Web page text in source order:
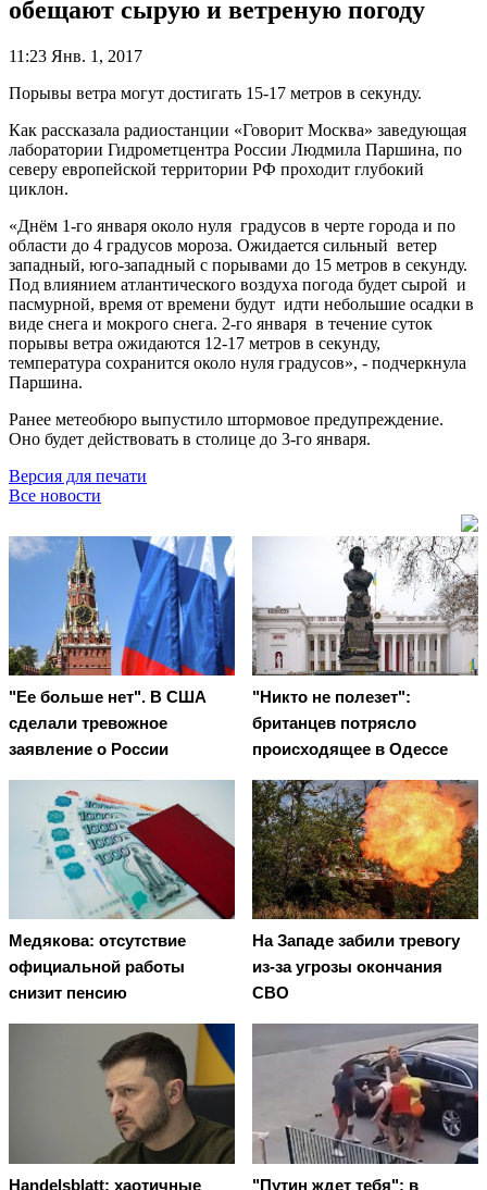
обещают сырую и ветреную погоду
11:23 Янв. 1, 2017
Порывы ветра могут достигать 15-17 метров в секунду.
Как рассказала радиостанции «Говорит Москва» заведующая
лаборатории Гидрометцентра России Людмила Паршина, по
северу европейской территории РФ проходит глубокий
циклон.
«Днём 1-го января около нуля градусов в черте города и по
области до 4 градусов мороза. Ожидается сильный ветер
западный, юго-западный с порывами до 15 метров в секунду.
Под влиянием атлантического воздуха погода будет сырой и
пасмурной, время от времени будут идти небольшие осадки в
виде снега и мокрого снега. 2-го января в течение суток
порывы ветра ожидаются 12-17 метров в секунду,
температура сохранится около нуля градусов», - подчеркнула
Паршина.
Ранее метеобюро выпустило штормовое предупреждение.
Оно будет действовать в столице до 3-го января.
Версия для печати
Все новости
"Ее больше нет". В США
сделали тревожное
заявление о России
"Никто не полезет":
британцев потрясло
происходящее в Одессе
Медякова: отсутствие
официальной работы
снизит пенсию
На Западе забили тревогу
из-за угрозы окончания
СВО
Handelsblatt: хаотичные "Путин ждет тебя": в